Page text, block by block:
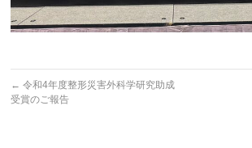
← 令和4年度整形災害外科学研究助成
受賞のご報告